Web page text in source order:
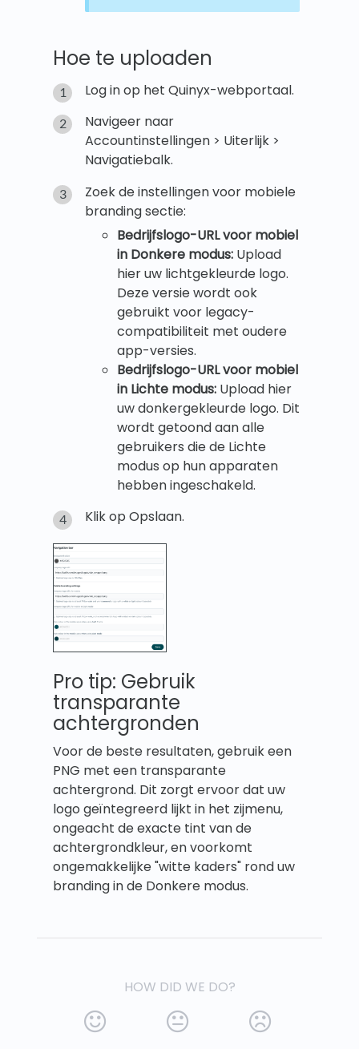
Hoe te uploaden
Log in op het Quinyx-webportaal.
Navigeer naar
Accountinstellingen > Uiterlijk >
Navigatiebalk.
Zoek de instellingen voor mobiele
branding sectie:
Bedrijfslogo-URL voor mobiel
in Donkere modus: Upload
hier uw lichtgekleurde logo.
Deze versie wordt ook
gebruikt voor legacy-
compatibiliteit met oudere
app-versies.
Bedrijfslogo-URL voor mobiel
in Lichte modus: Upload hier
uw donkergekleurde logo. Dit
wordt getoond aan alle
gebruikers die de Lichte
modus op hun apparaten
hebben ingeschakeld.
Klik op Opslaan.
Pro tip: Gebruik
transparante
achtergronden
Voor de beste resultaten, gebruik een
PNG met een transparante
achtergrond. Dit zorgt ervoor dat uw
logo geïntegreerd lijkt in het zijmenu,
ongeacht de exacte tint van de
achtergrondkleur, en voorkomt
ongemakkelijke "witte kaders" rond uw
branding in de Donkere modus.
HOW DID WE DO?